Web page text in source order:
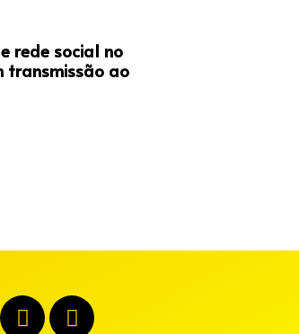
rede social no
transmissão ao